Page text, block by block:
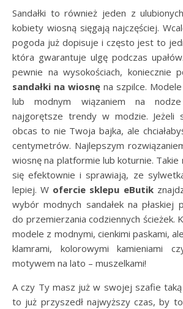
Sandałki to również jeden z
kobiety wiosną sięgają najczęściej.
pogoda już dopisuje i często jest to
która gwarantuje ulgę podczas
pewnie na wysokościach, koniecznie
sandałki na wiosnę na szpilce.
lub modnym wiązaniem na
najgorętsze trendy w modzie. Jeżeli
obcas to nie Twoja bajka, ale
centymetrów. Najlepszym
wiosnę na platformie lub koturnie.
się efektownie i sprawiają, ze
lepiej. W ofercie sklepu eButik
wybór modnych sandałek na płaskiej
do przemierzania codziennych ścieżek.
modele z modnymi, cienkimi paskami,
klamrami, kolorowymi kamieniami
motywem na lato – muszelkami!
A czy Ty masz już w swojej szafie taką
to już przyszedł najwyższy czas, by